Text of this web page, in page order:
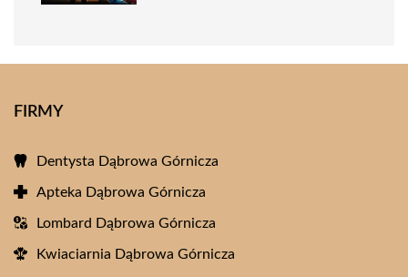
FIRMY
Dentysta Dąbrowa Górnicza
Apteka Dąbrowa Górnicza
Lombard Dąbrowa Górnicza
Kwiaciarnia Dąbrowa Górnicza